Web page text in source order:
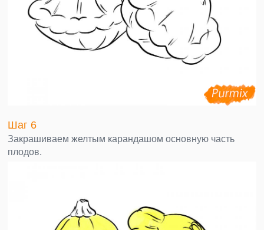
Шаг 6
Закрашиваем желтым карандашом основную часть
плодов.